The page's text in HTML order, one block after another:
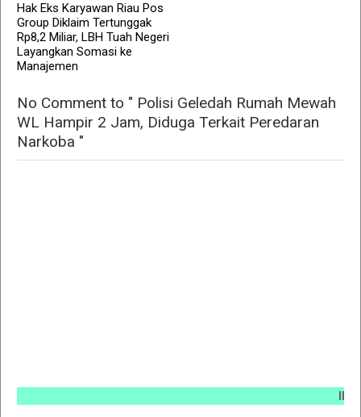
Hak Eks Karyawan Riau Pos
Group Diklaim Tertunggak
Rp8,2 Miliar, LBH Tuah Negeri
Layangkan Somasi ke
Manajemen
No Comment to " Polisi Geledah Rumah Mewah
WL Hampir 2 Jam, Diduga Terkait Peredaran
Narkoba "